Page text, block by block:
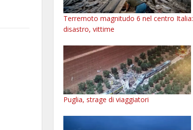
Terremoto magnitudo 6 nel centro Italia:
disastro, vittime
Puglia, strage di viaggiatori